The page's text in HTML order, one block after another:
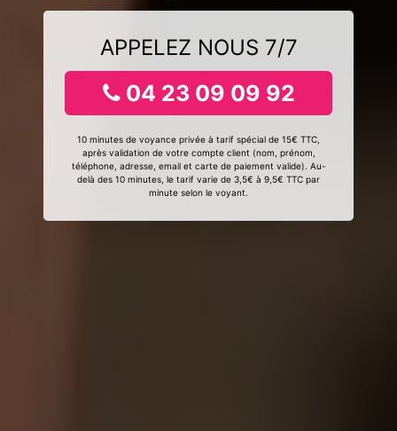
APPELEZ NOUS 7/7
04 23 09 09 92
10 minutes de voyance privée à tarif spécial de 15€ TTC,
après validation de votre compte client (nom, prénom,
téléphone, adresse, email et carte de paiement valide). Au-
delà des 10 minutes, le tarif varie de 3,5€ à 9,5€ TTC par
minute selon le voyant.